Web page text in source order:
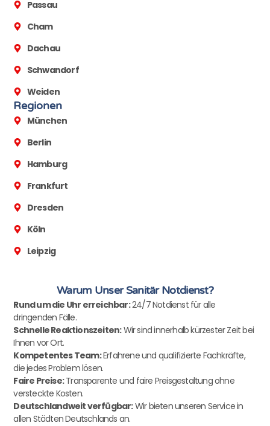
Passau
Cham
Dachau
Schwandorf
Weiden
Regionen
München
Berlin
Hamburg
Frankfurt
Dresden
Köln
Leipzig
Warum Unser Sanitär Notdienst?
Rund um die Uhr erreichbar:24/7 Notdienst für alle
dringenden Fälle.
Schnelle Reaktionszeiten:Wir sind innerhalb kürzester Zeit bei
Ihnen vor Ort.
Kompetentes Team:Erfahrene und qualifizierte Fachkräfte,
die jedes Problem lösen.
Faire Preise:Transparente und faire Preisgestaltung ohne
versteckte Kosten.
Deutschlandweit verfügbar:Wir bieten unseren Service in
allen Städten Deutschlands an.